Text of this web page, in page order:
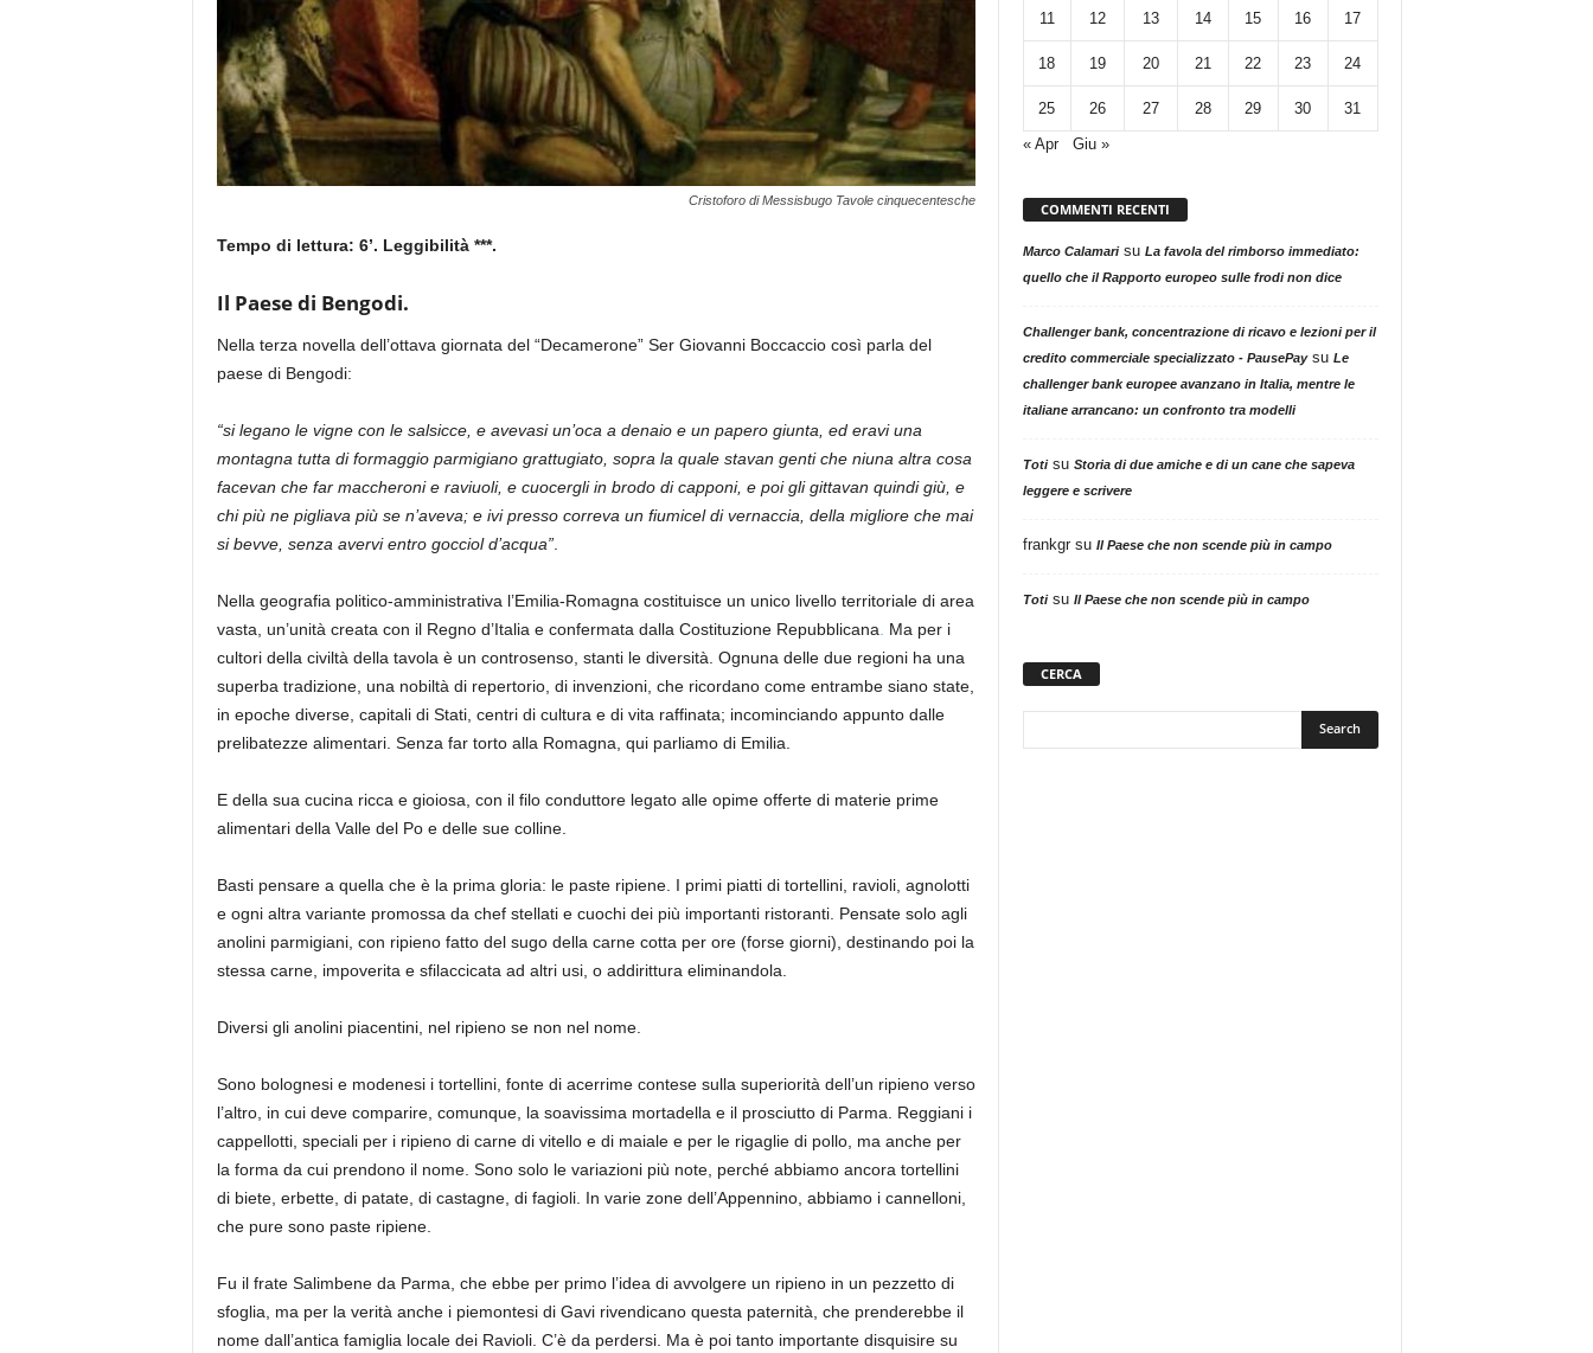
Cristoforo di Messisbugo Tavole cinquecentesche
Tempo di lettura: 6’. Leggibilità ***.
Il Paese di Bengodi.
Nella terza novella dell’ottava giornata del “Decamerone” Ser Giovanni Boccaccio così parla del
paese di Bengodi:
“si legano le vigne con le salsicce, e avevasi un’oca a denaio e un papero giunta, ed eravi una
montagna tutta di formaggio parmigiano grattugiato, sopra la quale stavan genti che niuna altra cosa
facevan che far maccheroni e raviuoli, e cuocergli in brodo di capponi, e poi gli gittavan quindi giù, e
chi più ne pigliava più se n’aveva; e ivi presso correva un fiumicel di vernaccia, della migliore che mai
si bevve, senza avervi entro gocciol d’acqua”.
Nella geografia politico-amministrativa l’Emilia-Romagna costituisce un unico livello territoriale di area
vasta, un’unità creata con il Regno d’Italia e confermata dalla Costituzione Repubblicana
Ma per i
cultori della civiltà della tavola è un controsenso, stanti le diversità. Ognuna delle due regioni ha una
superba tradizione, una nobiltà di repertorio, di invenzioni, che ricordano come entrambe siano state,
in epoche diverse, capitali di Stati, centri di cultura e di vita raffinata; incominciando appunto dalle
prelibatezze alimentari. Senza far torto alla Romagna, qui parliamo di Emilia.
E della sua cucina ricca e gioiosa, con il filo conduttore legato alle opime offerte di materie prime
alimentari della Valle del Po e delle sue colline.
Basti pensare a quella che è la prima gloria: le paste ripiene. I primi piatti di tortellini, ravioli, agnolotti
e ogni altra variante promossa da chef stellati e cuochi dei più importanti ristoranti. Pensate solo agli
anolini parmigiani, con ripieno fatto del sugo della carne cotta per ore (forse giorni), destinando poi la
stessa carne, impoverita e sfilaccicata ad altri usi, o addirittura eliminandola.
Diversi gli anolini piacentini, nel ripieno se non nel nome.
Sono bolognesi e modenesi i tortellini, fonte di acerrime contese sulla superiorità dell’un ripieno verso
l’altro, in cui deve comparire, comunque, la soavissima mortadella e il prosciutto di Parma. Reggiani i
cappellotti, speciali per i ripieno di carne di vitello e di maiale e per le rigaglie di pollo, ma anche per
la forma da cui prendono il nome. Sonosolo le variazioni più note, perché abbiamo ancora tortellini
di biete, erbette, di patate, di castagne, di fagioli. In varie zone dell’Appennino, abbiamo i cannelloni,
che pure sonopaste ripiene.
Fu il frate Salimbeneda Parma, che ebbe per primo l’idea di avvolgere un ripieno in un pezzetto di
sfoglia,
ma per la verità anche i piemontesi di Gavi rivendicano questa paternità, che prenderebbe il
nome dall’antica famiglia locale dei Ravioli. C’è da perdersi. Ma è poi tanto importante disquisire su
11 12 13 14 15 16 17
18 19 20 21 22 23 24
25 26 27 28 29 30
31
« Apr
Giu »
COMMENTI RECENTI
Marco Calamarisu La favola del rimborso immediato:
quello che il Rapporto europeo sulle frodi non dice
Challenger bank, concentrazione di ricavo e lezioni per il
credito commerciale specializzato - PausePaysu Le
challenger bank europee avanzano in Italia, mentre le
italiane arrancano: un confronto tra modelli
Totisu Storia di due amiche e di un cane che sapeva
leggere e scrivere
frankgrsu Il Paese che non scende più in campo
Totisu Il Paese che non scende più in campo
CERCA